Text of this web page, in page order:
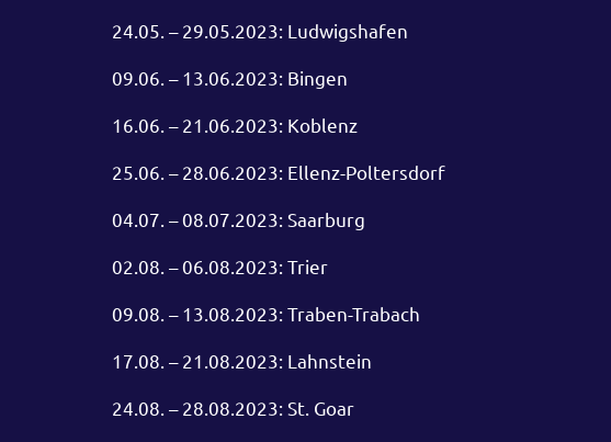
24.05. – 29.05.2023: Ludwigshafen
09.06. – 13.06.2023: Bingen
16.06. – 21.06.2023: Koblenz
25.06. – 28.06.2023: Ellenz-Poltersdorf
04.07. – 08.07.2023: Saarburg
02.08. – 06.08.2023: Trier
09.08. – 13.08.2023: Traben-Trabach
17.08. – 21.08.2023: Lahnstein
24.08. – 28.08.2023: St. Goar